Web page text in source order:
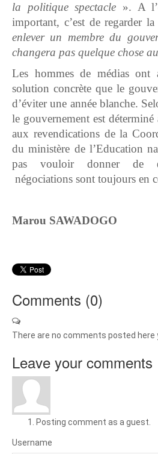
la politique spectacle ». A
important, c’est de regarder
enlever un membre du
changera pas quelque chose
Les hommes de médias ont
solution concrète que le
d’éviter une année blanche.
le gouvernement est
aux revendications de la
du ministère de l’Education
pas vouloir donner de
négociations sont toujours en
Marou SAWADOGO
Comments (0)
There are no comments posted here
Leave your comments
Posting comment as a guest.
Username